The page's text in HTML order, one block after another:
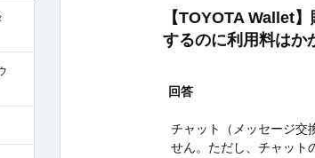
【TOYOTA Wallet
するのに利用料はか
回答
チャット（メッセージ交
せん。ただし、チャット